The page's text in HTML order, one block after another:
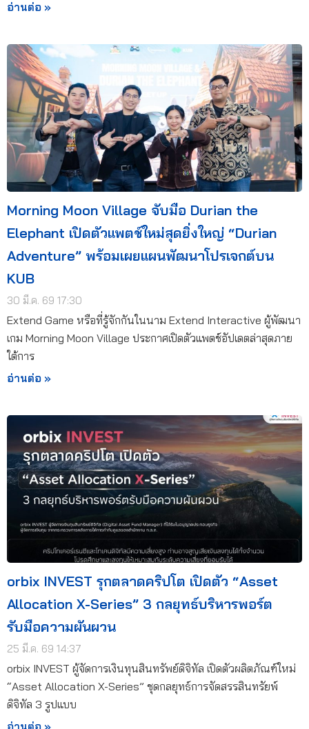
อ่านต่อ »
Morning Moon Village จับมือ Durian the
Elephant เปิดตัวแพตช์ใหม่สุดยิ่งใหญ่ “Durian
Adventure” พร้อมเผยแผนพัฒนาโปรเจกต์บน
KUB
30 มี.ค. 69 17:30
Extend Game หรือที่รู้จักกันในนาม Extend Interactive ผู้พัฒนา
เกม Morning Moon Village ประกาศเปิดตัวแพตช์อัปเดตล่าสุดภาย
ใต้การ
อ่านต่อ »
orbix INVEST รุกตลาดคริปโต เปิดตัว “Asset
Allocation X-Series” 3 กลยุทธ์บริหารพอร์ต
รับมือความผันผวน
25 มี.ค. 69 14:37
orbix INVEST ผู้จัดการเงินทุนสินทรัพย์ดิจิทัล เปิดตัวผลิตภัณฑ์ใหม่
“Asset Allocation X-Series” ชุดกลยุทธ์การจัดสรรสินทรัยพ์
ดิจิทัล 3 รูปแบบ